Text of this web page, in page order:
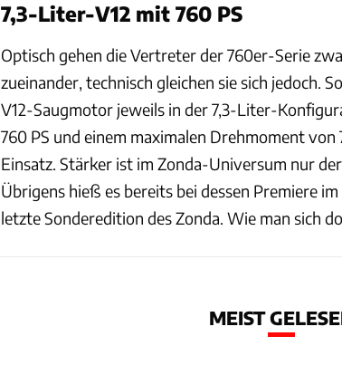
7,3-Liter-V12 mit 760 PS
Optisch gehen die Vertreter der 760er-Serie
zueinander, technisch gleichen sie sich jedoch.
V12-Saugmotor jeweils in der 7,3-Liter-
760 PS und einem maximalen Drehmoment
Einsatz. Stärker ist im Zonda-Universum nur
Übrigens hieß es bereits bei dessen Premiere im
letzte Sonderedition des Zonda. Wie man sich
MEIST